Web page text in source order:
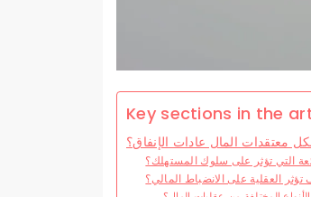
Key sections in the
معتقدات المال عادات الإنفاق؟
التي تؤثر على سلوك المستهلك؟
تؤثر العقلية على الانضباط المالي؟